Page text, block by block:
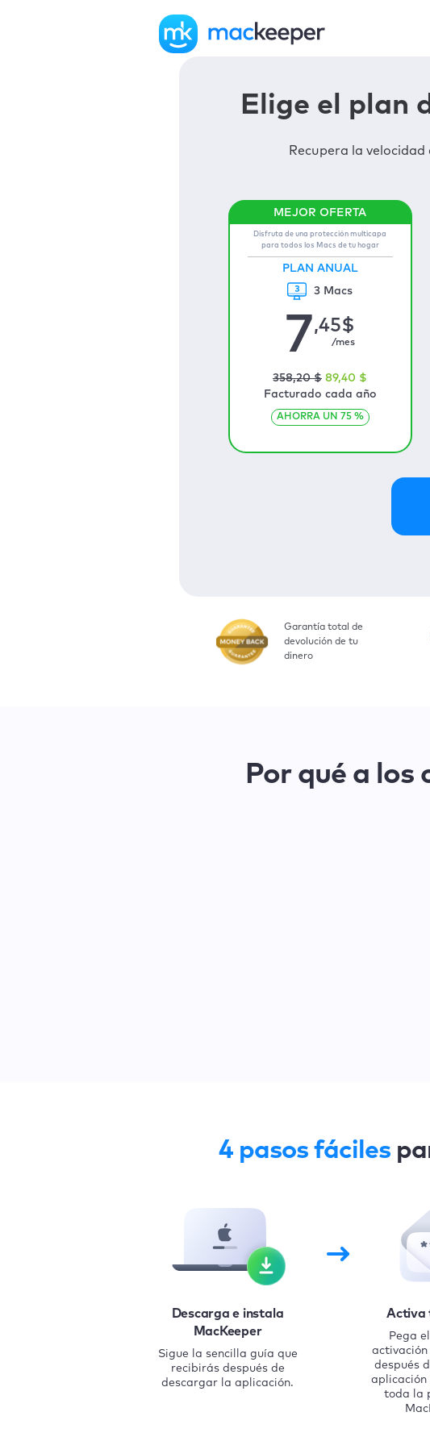
Elige el plan
Recupera la
Disfruta de una protección multicapa
para todos los Macs de tu hogar
PLAN ANUAL
3 Macs
7,45$
/mes
358,20 $ 89,40 $
Facturado cada año
AHORRA UN 75 %
Garantía total de
devolución de tu
dinero
Por qué a los
4 pasos fáciles
Descarga e instala
MacKeeper
Sigue la sencilla guía que
recibirás después de
descargar la aplicación.
Activa
Pega
después
toda la